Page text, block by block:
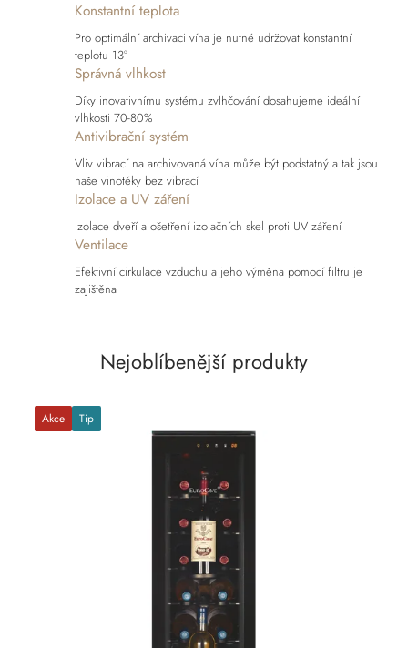
Konstantní teplota
Pro optimální archivaci vína je nutné udržovat konstantní
teplotu 13°
Správná vlhkost
Díky inovativnímu systému zvlhčování dosahujeme ideální
vlhkosti 70-80%
Antivibrační systém
Vliv vibrací na archivovaná vína může být podstatný a tak jsou
naše vinotéky bez vibrací
Izolace a UV záření
Izolace dveří a ošetření izolačních skel proti UV záření
Ventilace
Efektivní cirkulace vzduchu a jeho výměna pomocí filtru je
zajištěna
Nejoblíbenější produkty
Akce Tip